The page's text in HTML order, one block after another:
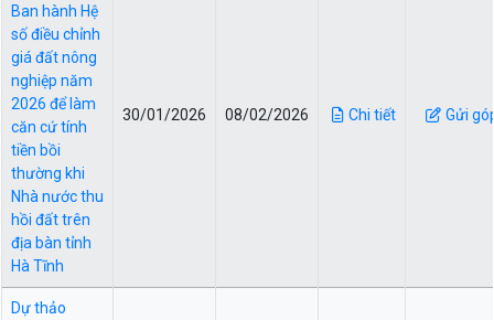
Ban hành Hệ
số điều chỉnh
giá đất nông
nghiệp năm
2026 để làm
căn cứ tính
tiền bồi
thường khi
Nhà nước thu
hồi đất trên
địa bàn tỉnh
Hà Tĩnh
30/01/2026 08/02/2026 Chi tiết Gửi
Dự thảo